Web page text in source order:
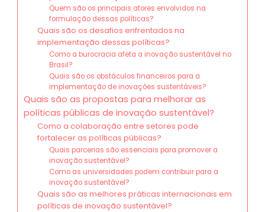
Quem são os principais atores envolvidos na
formulação dessas políticas?
Quais são os desafios enfrentados na
implementação dessas políticas?
Como a burocracia afeta a inovação sustentável no
Brasil?
Quais são os obstáculos financeiros para a
implementação de inovações sustentáveis?
Quais são as propostas para melhorar as
políticas públicas de inovação sustentável?
Como a colaboração entre setores pode
fortalecer as políticas públicas?
Quais parcerias são essenciais para promover a
inovação sustentável?
Como as universidades podem contribuir para a
inovação sustentável?
Quais são as melhores práticas internacionais em
políticas de inovação sustentável?